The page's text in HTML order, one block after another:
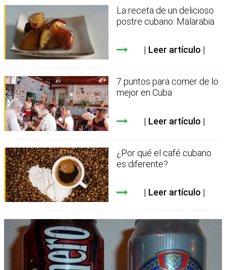
La receta de un delicioso
postre cubano: Malarabia
Leer artículo
7 puntos para comer de lo
mejor en Cuba
Leer artículo
¿Por qué el café cubano
es diferente?
Leer artículo